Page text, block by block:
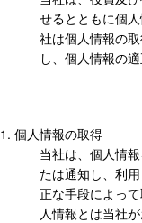
せるとともに個
社は個人情報の
し、個人情報の
個人情報の取得
当社は、個人情
たは通知し、利
正な手段によっ
人情報とは当社